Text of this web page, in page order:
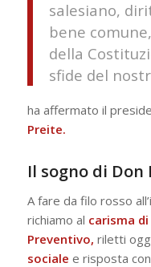
salesiano,
bene
della
sfide del
ha affermato il
Preite.
Il sogno di Don
A fare da filo rosso
richiamo al carisma
Preventivo, riletti
sociale e risposta